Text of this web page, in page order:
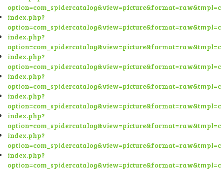
index.php?
index.php?
index.php?
index.php?
index.php?
index.php?
index.php?
index.php?